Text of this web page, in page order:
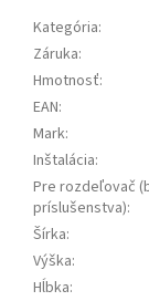
Kategória:
Záruka:
Hmotnosť:
EAN:
Mark:
Inštalácia:
Pre rozdeľovač
príslušenstva):
Šírka:
Výška:
Hĺbka: